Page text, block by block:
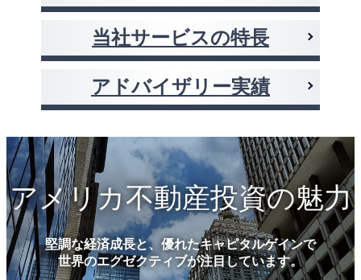
当社サービスの特長
アドバイザリー実績
アメリカ不動産投資の魅力
堅調な経済成長と、優れたキャピタルゲインで
世界のエグゼクティブが注目しています。